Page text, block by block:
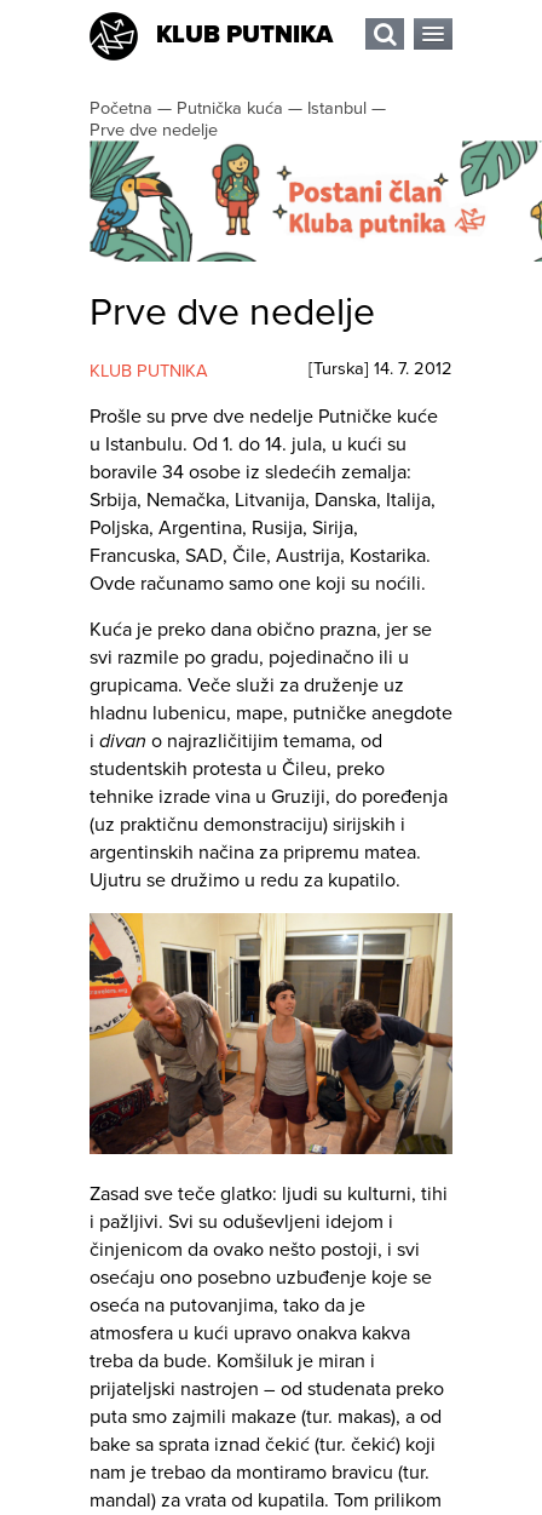
KLUB PUTNIKA
Početna — Putnička kuća — Istanbul —
Prve dve nedelje
Prve dve nedelje
KLUB PUTNIKA [Turska] 14. 7. 2012
Prošle su prve dve nedelje Putničke kuće
u Istanbulu. Od 1. do 14. jula, u kući su
boravile 34 osobe iz sledećih zemalja:
Srbija, Nemačka, Litvanija, Danska, Italija,
Poljska, Argentina, Rusija, Sirija,
Francuska, SAD, Čile, Austrija, Kostarika.
Ovde računamo samo one koji su noćili.
Kuća je preko dana obično prazna, jer se
svi razmile po gradu, pojedinačno ili u
grupicama. Veče služi za druženje uz
hladnu lubenicu, mape, putničke anegdote
i divan o najrazličitijim temama, od
studentskih protesta u Čileu, preko
tehnike izrade vina u Gruziji, do poređenja
(uz praktičnu demonstraciju) sirijskih i
argentinskih načina za pripremu matea.
Ujutru se družimo u redu za kupatilo.
Zasad sve teče glatko: ljudi su kulturni, tihi
i pažljivi. Svi su oduševljeni idejom i
činjenicom da ovako nešto postoji, i svi
osećaju ono posebno uzbuđenje koje se
oseća na putovanjima, tako da je
atmosfera u kući upravo onakva kakva
treba da bude. Komšiluk je miran i
prijateljski nastrojen – od studenata preko
puta smo zajmili makaze (tur. makas), a od
bake sa sprata iznad čekić (tur. čekić) koji
nam je trebao da montiramo bravicu (tur.
mandal) za vrata od kupatila. Tom prilikom